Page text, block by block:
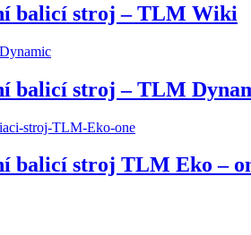
balicí stroj – TLM Wiki
balicí stroj – TLM
balicí stroj TLM Eko –